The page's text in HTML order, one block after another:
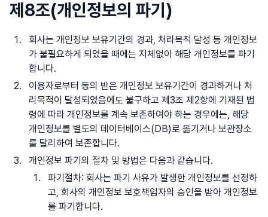
제8조(개인정보의 파기)
회사는 개인정보 보유기간의 경과, 처리목적 달성 등 개인정보
가 불필요하게 되었을 때에는 지체없이 해당 개인정보를 파기
합니다.
이용자로부터 동의 받은 개인정보 보유기간이 경과하거나 처
리목적이 달성되었음에도 불구하고 제3조 제2항에 기재된 법
령에 따라 개인정보를 계속 보존하여야 하는 경우에는, 해당
개인정보를 별도의 데이터베이스(DB)로 옮기거나 보관장소
를 달리하여 보존합니다.
개인정보 파기의 절차 및 방법은 다음과 같습니다.
파기절차: 회사는 파기 사유가 발생한 개인정보를 선정하
고, 회사의 개인정보 보호책임자의 승인을 받아 개인정보
를 파기합니다.